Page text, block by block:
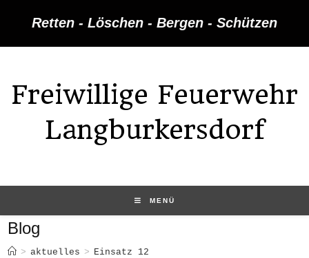
Retten - Löschen - Bergen - Schützen
Freiwillige Feuerwehr
Langburkersdorf
MENÜ
Blog
> aktuelles > Einsatz 12